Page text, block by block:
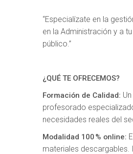
“Especialízate en la
en la Administración y a
público.”
¿QUÉ TE OFRECEMOS?
Formación de Calidad:
profesorado
necesidades reales del
Modalidad 100 % online:
materiales